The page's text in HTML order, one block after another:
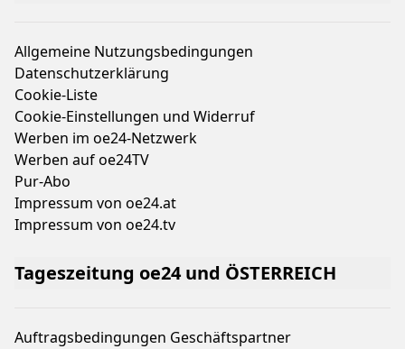
Allgemeine Nutzungsbedingungen
Datenschutzerklärung
Cookie-Liste
Cookie-Einstellungen und Widerruf
Werben im oe24-Netzwerk
Werben auf oe24TV
Pur-Abo
Impressum von oe24.at
Impressum von oe24.tv
Tageszeitung oe24 und ÖSTERREICH
Auftragsbedingungen Geschäftspartner